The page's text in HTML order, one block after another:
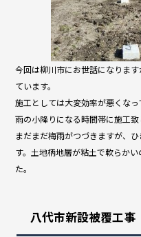
今回は柳川市にお世話になりま
ています。
施工としては大変効率が悪くな
雨の小降りになる時間帯に施工致
まだまだ梅雨がつづきますが、
す。土地柄地層が粘土で軟らか
た。
八代市新設被覆工事